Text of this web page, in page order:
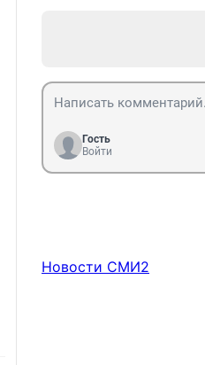
Гость
Войти
Новости СМИ2